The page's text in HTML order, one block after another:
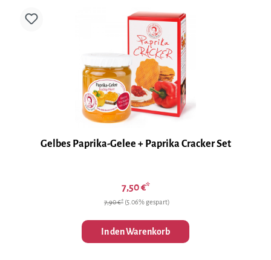
Gelbes Paprika-Gelee + Paprika Cracker Set
7,50 €*
7,90 €* (5.06% gespart)
In den Warenkorb